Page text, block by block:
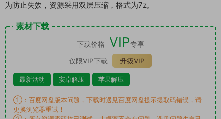
为防止失效，资源采用双层压缩，格式为7z。
素材下载
下载价格 VIP专享
仅限VIP下载
升级VIP
最新活动 安卓解压 苹果解压
①：百度网盘版本问题，下载时遇见百度网盘提示提取码错误，请
更换浏览器重试！